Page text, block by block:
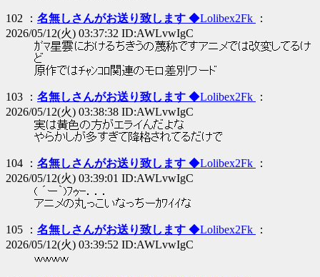
102 ： 名無しさんがお送り致します ◆Lolibex2Fk
：
2026/05/12(火) 03:37:32 ID:AWLvwIgC
ｶﾞﾏ星雲におけるちきうの蔑称ですアニメでは改変してるけ
ど
原作ではﾁｬﾝｺﾛ関連のモロ差別ワード
103 ： 名無しさんがお送り致します ◆Lolibex2Fk
：
2026/05/12(火) 03:38:38 ID:AWLvwIgC
実は黄色の方がエライんだよな
やらかしが多すぎて降格されてるだけで
104 ： 名無しさんがお送り致します ◆Lolibex2Fk
：
2026/05/12(火) 03:39:01 ID:AWLvwIgC
( ´ー｀)ﾌｩｰ．．．
アニメの丸っこいなっちーｶﾜｲｲな
105 ： 名無しさんがお送り致します ◆Lolibex2Fk
：
2026/05/12(火) 03:39:52 ID:AWLvwIgC
ｗｗｗｗ